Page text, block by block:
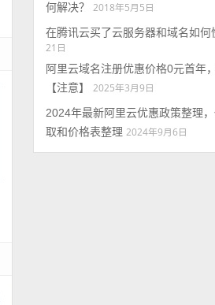
何解决？
2018年5月5日
在腾讯云买了云服务器和域名如何
21日
阿里云域名注册优惠价格0元首年
【注意】
2025年3月9日
2024年最新阿里云优惠政策整理
取和价格表整理 2024年9月6日